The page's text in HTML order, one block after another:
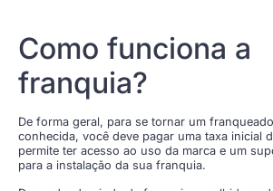
Como funciona a
franquia?
De forma geral, para se tornar um
conhecida, você deve pagar uma taxa inicial
permite ter acesso ao uso da marca e um
para a instalação da sua franquia.